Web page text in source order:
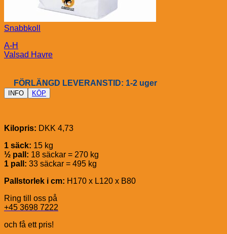
Snabbkoll
A-H
Valsad Havre
FÖRLÄNGD LEVERANSTID: 1-2 uger
INFO KÖP
Kilopris: DKK 4,73
1 säck: 15 kg
½ pall: 18 säckar = 270 kg
1 pall: 33 säckar = 495 kg
Pallstorlek i cm: H170 x L120 x B80
Ring till oss på
+45 3698 7222
och få ett pris!